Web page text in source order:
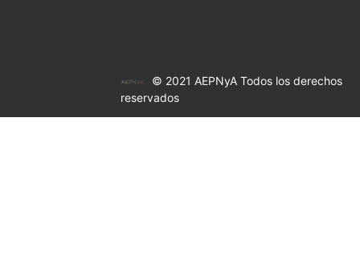
© 2021 AEPNyA Todos los derechos
reservados